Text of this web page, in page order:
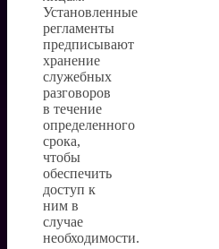
Установленные
регламенты
предписывают
хранение
служебных
разговоров
в течение
определенного
срока,
чтобы
обеспечить
доступ к
ним в
случае
необходимости.